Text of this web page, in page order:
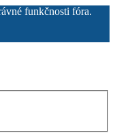
funkčnosti fóra.